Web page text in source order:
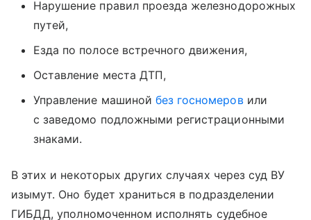
Нарушение правил проезда железнодорожных
путей,
Езда по полосе встречного движения,
Оставление места ДТП,
Управление машиной без госномеровили
с заведомо подложными регистрационными
знаками.
В этих и некоторых других случаях через суд ВУ
изымут. Оно будет храниться в подразделении
ГИБДД, уполномоченном исполнять судебное